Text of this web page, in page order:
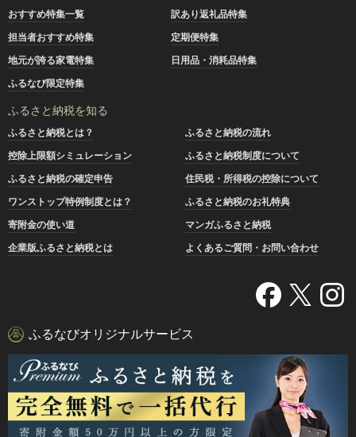
おすすめ特集一覧
訳あり返礼品特集
担当者おすすめ特集
定期便特集
地元が誇る家電特集
日用品・消耗品特集
ふるなび限定特集
ふるさと納税を知る
ふるさと納税とは？
ふるさと納税の流れ
控除上限額シミュレーション
ふるさと納税制度について
ふるさと納税の確定申告
住民税・所得税の控除について
ワンストップ特例制度とは？
ふるさと納税のお礼特典
寄附金の使い道
マンガふるさと納税
企業版ふるさと納税とは
よくあるご質問・お問い合わせ
ふるなびオリジナルサービス